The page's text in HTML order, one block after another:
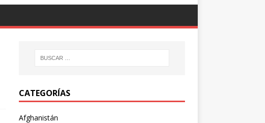
CATEGORÍAS
Afghanistán